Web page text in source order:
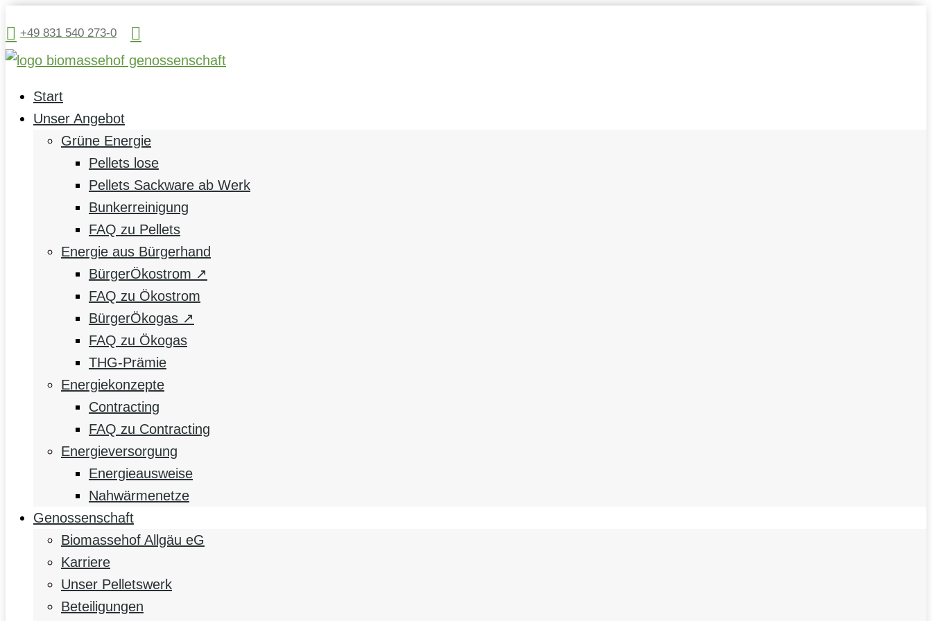
 +49 831 540 273-0 
Start
Unser Angebot
Grüne Energie
Pellets lose
Pellets Sackware ab Werk
Bunkerreinigung
FAQ zu Pellets
Energie aus Bürgerhand
BürgerÖkostrom ↗
FAQ zu Ökostrom
BürgerÖkogas ↗
FAQ zu Ökogas
THG-Prämie
Energiekonzepte
Contracting
FAQ zu Contracting
Energieversorgung
Energieausweise
Nahwärmenetze
Genossenschaft
Biomassehof Allgäu eG
Karriere
Unser Pelletswerk
Beteiligungen